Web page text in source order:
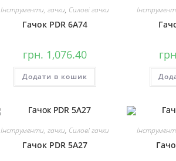
Інструменти, гачки, Силові гачки
Гачок PDR 6A74
грн. 1,076.40
Додати в кошик
Інструменти, гачки, Силові гачки
Гачок PDR 5A27